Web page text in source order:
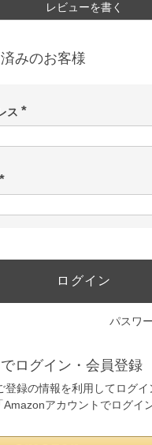
レビューを書く
みのお客様
ス
(
須
(
須
ログイン
パスワ
ログイン・会員登録
登録の情報を利用してログイ
アカウントでログイ